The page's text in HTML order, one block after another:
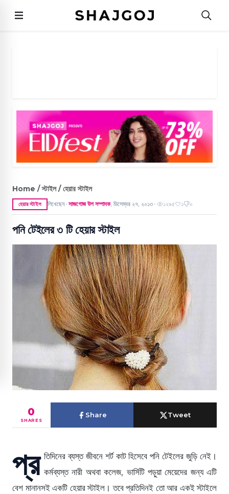
Home / স্টাইল / হেয়ার স্টাইল
হেয়ার স্টাইল লিখেছেন ● সাজগোজ উপ সম্পাদক, ডিসেম্বর ২৭, ২০১৩ ● ১২৯৫ ১ ০
পনি টেইলের ৩ টি হেয়ার স্টাইল
0
SHARES
Share Tweet
প্র তিদিনের ব্যস্ত জীবনে শর্ট কাট হিসেবে পনি টেইলের জুড়ি নেই।
কর্মব্যস্ত নারী অথবা কলেজ, ভার্সিটি পড়ুয়া মেয়েদের জন্য এটি
বেশ মানানসই একটি হেয়ার স্টাইল। তবে প্রতিদিনই তো আর একই স্টাইলে